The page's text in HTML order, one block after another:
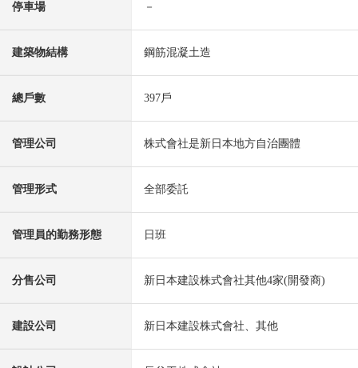
停車場 －
建築物結構 鋼筋混凝土造
總戶數 397戶
管理公司 株式會社是新日本地方自治團體
管理形式 全部委託
管理員的勤務形態 日班
分售公司 新日本建設株式會社其他4家(開發商)
建設公司 新日本建設株式會社、其他